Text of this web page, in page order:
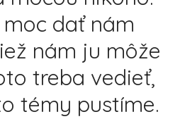
dať nám
nám ju môže
treba vedieť,
témy pustíme.